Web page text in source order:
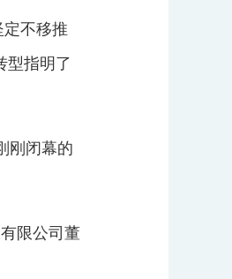
不移推
型指明了
刚闭幕的
限公司董